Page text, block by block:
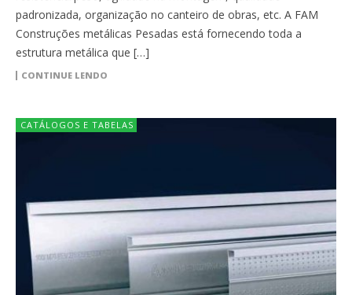
padronizada, organização no canteiro de obras, etc. A FAM
Construções metálicas Pesadas está fornecendo toda a
estrutura metálica que […]
CONTINUE LENDO
CATÁLOGOS E TABELAS